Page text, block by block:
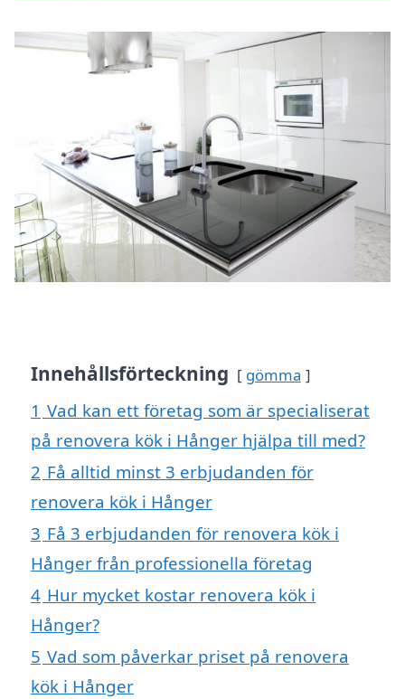
Innehållsförteckning gömma
1 Vad kan ett företag som är specialiserat
på renovera kök i Hånger hjälpa till med?
2 Få alltid minst 3 erbjudanden för
renovera kök i Hånger
3 Få 3 erbjudanden för renovera kök i
Hånger från professionella företag
4 Hur mycket kostar renovera kök i
Hånger?
5 Vad som påverkar priset på renovera
kök i Hånger